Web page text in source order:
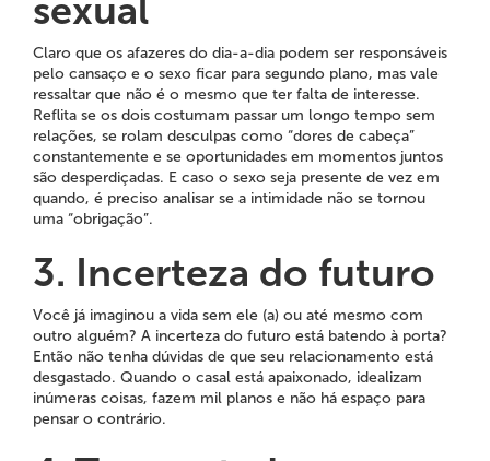
sexual
Claro que os afazeres do dia-a-dia podem ser responsáveis
pelo cansaço e o sexo ficar para segundo plano, mas vale
ressaltar que não é o mesmo que ter falta de interesse.
Reflita se os dois costumam passar um longo tempo sem
relações, se rolam desculpas como “dores de cabeça”
constantemente e se oportunidades em momentos juntos
são desperdiçadas. E caso o sexo seja presente de vez em
quando, é preciso analisar se a intimidade não se tornou
uma “obrigação”.
3. Incerteza do futuro
Você já imaginou a vida sem ele (a) ou até mesmo com
outro alguém? A incerteza do futuro está batendo à porta?
Então não tenha dúvidas de que seu relacionamento está
desgastado. Quando o casal está apaixonado, idealizam
inúmeras coisas, fazem mil planos e não há espaço para
pensar o contrário.